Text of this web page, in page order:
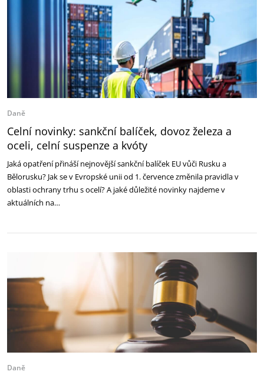
Daně
Celní novinky: sankční balíček, dovoz železa a
oceli, celní suspenze a kvóty
Jaká opatření přináší nejnovější sankční balíček EU vůči Rusku a
Bělorusku? Jak se v Evropské unii od 1. července změnila pravidla v
oblasti ochrany trhu s ocelí? A jaké důležité novinky najdeme v
aktuálních na…
Daně